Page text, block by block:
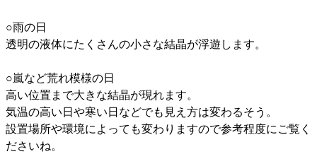
○雨の日
透明の液体にたくさんの小さな結晶が浮遊します。
○嵐など荒れ模様の日
高い位置まで大きな結晶が現れます。
気温の高い日や寒い日などでも見え方は変わるそう。
設置場所や環境によっても変わりますので参考程度にご覧く
ださいね。